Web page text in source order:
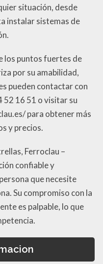
situación, desde
instalar sistemas de
los puntos fuertes de
por su amabilidad,
pueden contactar con
52 16 51 o visitar su
para obtener más
y precios.
Ferroclau –
confiable y
que necesite
Su compromiso con la
es palpable, lo que